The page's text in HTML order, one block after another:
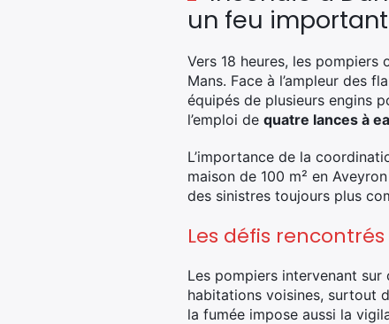
un feu
Vers 18 heures, les pompiers
Mans. Face à l’ampleur des
équipés de plusieurs engins
l’emploi de quatre lances à
L’importance de la
maison de 100 m² en
des sinistres toujours plus
Les défis
Les pompiers intervenant
habitations voisines, surtout
la fumée impose aussi la